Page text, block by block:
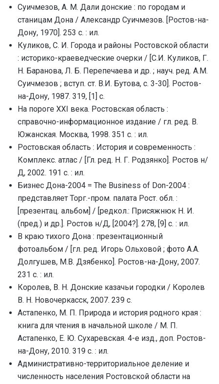
Суичмезов, А. М. Дали донские : по городам и
станицам Дона / Александр Суичмезов. [Ростов-на-
Дону, 1970]. 253 с. : ил.
Куликов, С. И. Города и районы Ростовской области
: историко-краеведческие очерки / [С.И. Куликов, Г.
Н. Баранова, Л. Б. Перепечаева и др. ; науч. ред. А.М.
Суичмезов ; вступ. ст. В.И. Бутова, с. 3-30]. Ростов-
на-Дону, 1987. 319, [1] с.
На пороге ХХI века. Ростовская область :
справочно-информационное издание / гл. ред. В.
Южанская. Москва, 1998. 351 с. : ил.
Ростовская область : История и современность :
Комплекс. атлас / [Гл. ред. Н. Г. Родзянко]. Ростов н/
Д, 2002. 191 с. : ил.
Бизнес Дона-2004 = The Business of Don-2004 :
представляет Торг.-пром. палата Рост. обл. :
[презентац. альбом] / [редкол.: Присяжнюк Н. И.
(пред.) и др.]. Ростов н/Д, [2004?]. 278, [9] с. : ил.
В краю тихого Дона : презентационный
фотоальбом / [гл. ред. Игорь Ольховой ; фото А.А.
Долгушев, М.В. Дзябенко]. Ростов-на-Дону, 2007.
231 с. : ил.
Королев, В. Н. Донские казачьи городки / Королев
В. Н. Новочеркасск, 2007. 239 с.
Астапенко, М. П. Природа и история родного края :
книга для чтения в начальной школе / М. П.
Астапенко, Е. Ю. Сухаревская. 4-е изд., доп. Ростов-
на-Дону, 2010. 319 с. : ил.
Административно-территориальное деление и
численность населения Ростовской области на